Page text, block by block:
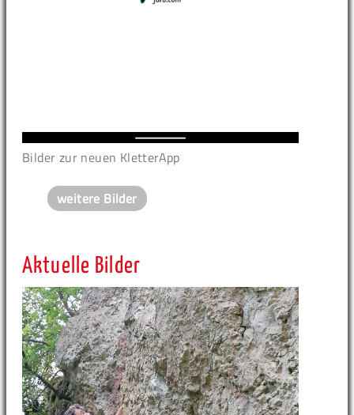
Bilder zur neuen KletterApp
weitere Bilder
Aktuelle Bilder